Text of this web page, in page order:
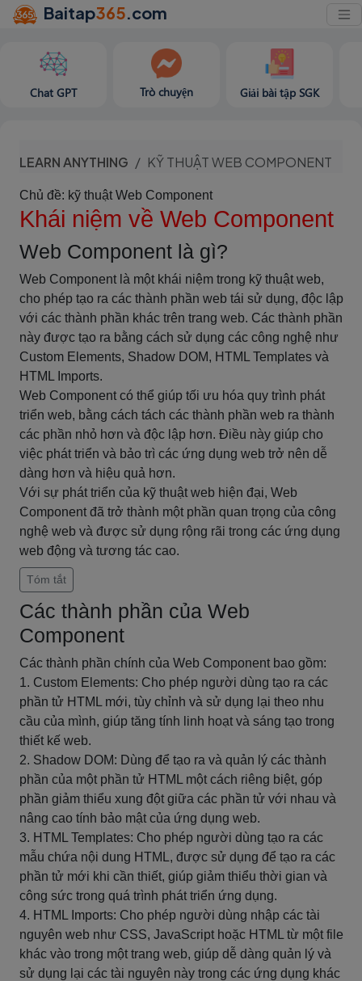
Baitap365.com
Chat GPT Trò chuyện Giải bài tập SGK
LEARN ANYTHING KỸ THUẬT WEB COMPONENT
Chủ đề: kỹ thuật Web Component
Khái niệm về Web Component
Web Component là gì?
Web Component là một khái niệm trong kỹ thuật web,
cho phép tạo ra các thành phần web tái sử dụng, độc lập
với các thành phần khác trên trang web. Các thành phần
này được tạo ra bằng cách sử dụng các công nghệ như
Custom Elements, Shadow DOM, HTML Templates và
HTML Imports.
Web Component có thể giúp tối ưu hóa quy trình phát
triển web, bằng cách tách các thành phần web ra thành
các phần nhỏ hơn và độc lập hơn. Điều này giúp cho
việc phát triển và bảo trì các ứng dụng web trở nên dễ
dàng hơn và hiệu quả hơn.
Với sự phát triển của kỹ thuật web hiện đại, Web
Component đã trở thành một phần quan trọng của công
nghệ web và được sử dụng rộng rãi trong các ứng dụng
web động và tương tác cao.
Tóm tắt
Các thành phần của Web
Component
Các thành phần chính của Web Component bao gồm:
1. Custom Elements: Cho phép người dùng tạo ra các
phần tử HTML mới, tùy chỉnh và sử dụng lại theo nhu
cầu của mình, giúp tăng tính linh hoạt và sáng tạo trong
thiết kế web.
2. Shadow DOM: Dùng để tạo ra và quản lý các thành
phần của một phần tử HTML một cách riêng biệt, góp
phần giảm thiểu xung đột giữa các phần tử với nhau và
nâng cao tính bảo mật của ứng dụng web.
3. HTML Templates: Cho phép người dùng tạo ra các
mẫu chứa nội dung HTML, được sử dụng để tạo ra các
phần tử mới khi cần thiết, giúp giảm thiểu thời gian và
công sức trong quá trình phát triển ứng dụng.
4. HTML Imports: Cho phép người dùng nhập các tài
nguyên web như CSS, JavaScript hoặc HTML từ một file
khác vào trong một trang web, giúp dễ dàng quản lý và
sử dụng lại các tài nguyên này trong các ứng dụng khác